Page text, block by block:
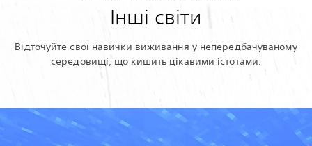
Інші світи
Відточуйте свої навички виживання у непередбачуваному
середовищі, що кишить цікавими істотами.